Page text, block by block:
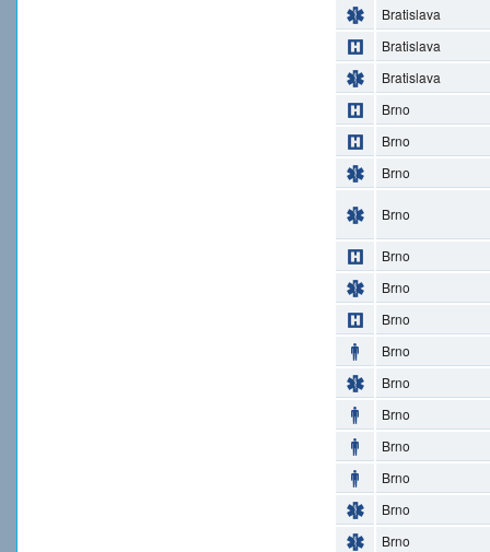
Bratislava
Bratislava
Bratislava
Brno
Brno
Brno
Brno
Brno
Brno
Brno
Brno
Brno
Brno
Brno
Brno
Brno
Brno